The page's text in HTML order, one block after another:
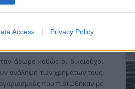
Access Privacy Policy
άδωρο καθώς οι δικαιούχοι
ανάληψη των χρημάτων τους.
που πιστώθηκαν με